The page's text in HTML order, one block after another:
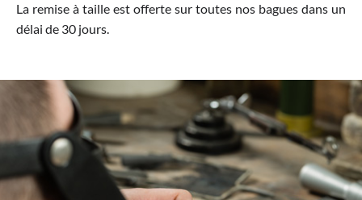
La remise à taille est offerte sur toutes nos bagues dans un
délai de 30 jours.